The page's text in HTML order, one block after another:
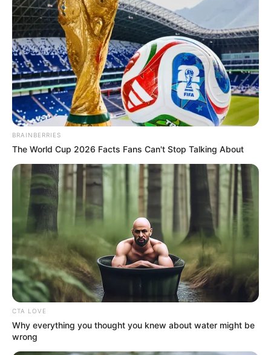
BRAINBERRIES
The World Cup 2026 Facts Fans Can't Stop Talking About
CTA LOVE
Why everything you thought you knew about water might be
wrong